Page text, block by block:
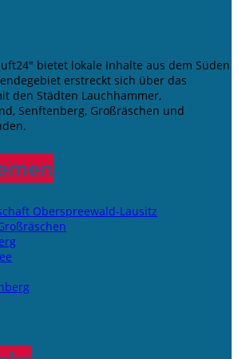
bietet lokale Inhalte aus dem Süden
erstreckt sich über das
den Städten Lauchhammer,
Senftenberg, Großräschen und
Oberspreewald-Lausitz